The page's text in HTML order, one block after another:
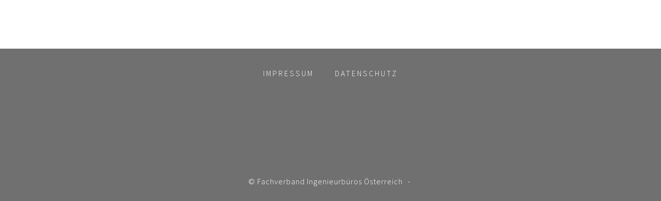
IMPRESSUM DATENSCHUTZ
© Fachverband Ingenieurbüros Österreich -